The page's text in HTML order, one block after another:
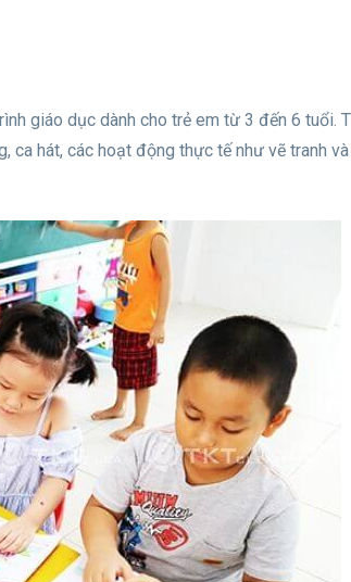
giáo dục dành cho trẻ em từ 3 đến 6 tuổi.
hát, các hoạt động thực tế như vẽ tranh